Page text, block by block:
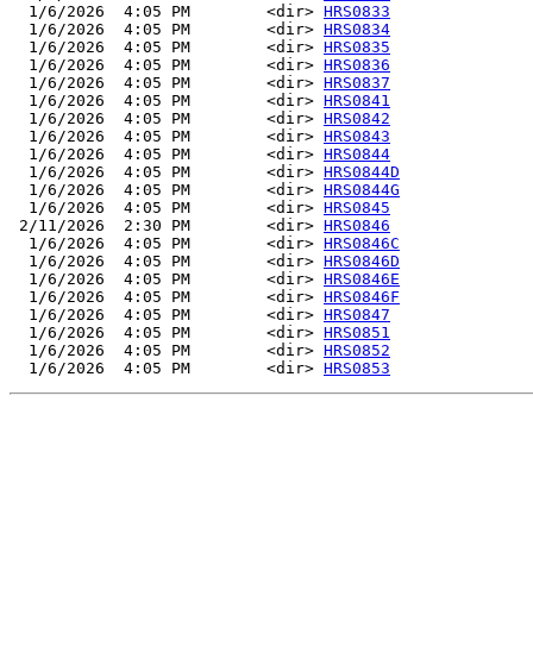
  1/6/2026  4:05 PM        <dir>
HRS0833
  1/6/2026  4:05 PM        <dir>
HRS0834
  1/6/2026  4:05 PM        <dir>
HRS0835
  1/6/2026  4:05 PM        <dir>
HRS0836
  1/6/2026  4:05 PM        <dir>
HRS0837
  1/6/2026  4:05 PM        <dir>
HRS0841
  1/6/2026  4:05 PM        <dir>
HRS0842
  1/6/2026  4:05 PM        <dir>
HRS0843
  1/6/2026  4:05 PM        <dir>
HRS0844
  1/6/2026  4:05 PM        <dir>
HRS0844D
  1/6/2026  4:05 PM        <dir>
HRS0844G
  1/6/2026  4:05 PM        <dir>
HRS0845
2/11/2026  2:30 PM        <dir> HRS0846
  1/6/2026  4:05 PM        <dir>
HRS0846C
  1/6/2026  4:05 PM        <dir>
HRS0846D
  1/6/2026  4:05 PM        <dir>
HRS0846E
  1/6/2026  4:05 PM        <dir>
HRS0846F
  1/6/2026  4:05 PM        <dir>
HRS0847
  1/6/2026  4:05 PM        <dir>
HRS0851
  1/6/2026  4:05 PM        <dir>
HRS0852
  1/6/2026  4:05 PM        <dir>
HRS0853